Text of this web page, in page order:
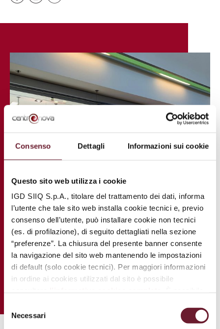
Consenso Dettagli Informazioni sui cookie
Questo sito web utilizza i cookie
IGD SIIQ S.p.A., titolare del trattamento dei dati, informa
l’utente che tale sito web installa cookie tecnici e, previo
consenso dell’utente, può installare cookie non tecnici
(es. di profilazione), di seguito dettagliati nella sezione
“preferenze”. La chiusura del presente banner consente
la navigazione del sito web mantenendo le impostazioni
di default (solo cookie tecnici). Per maggiori informazioni
in ordine ai cookies utilizzati dal sito è possibile
mediante il link “
delNecessari